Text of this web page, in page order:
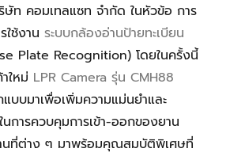
ษัท คอมเทลแซท จำกัด ในหัวข้อ การ
ใช้งานระบบกล้องอ่านป้ายทะเบียน
Plate Recognition) โดยในครั้งนี้
ใหม่ LPR Camera รุ่น CMH88
บบมาเพื่อเพิ่มความแม่นยำและ
นการควบคุมการเข้า-ออกของยาน
นที่ต่าง ๆ มาพร้อมคุณสมบัติพิเศษที่